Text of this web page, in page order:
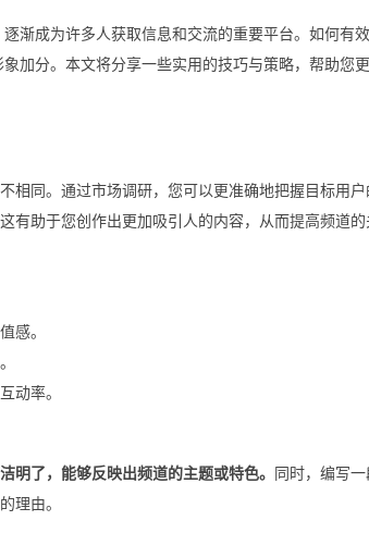
渐成为许多人获取信息和交流的重要平台。如何有
加分。本文将分享一些实用的技巧与策略，帮助您
相同。通过市场调研，您可以更准确地把握目标用
有助于您创作出更加吸引人的内容，从而提高频道的
感。
动率。
明了，能够反映出频道的主题或特色。 同时，编写
理由。